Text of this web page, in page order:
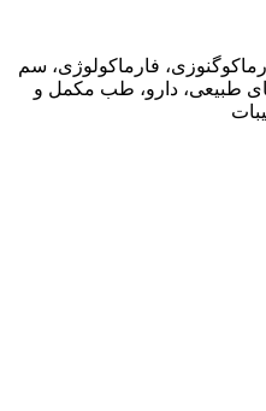
فارماکولوژی، سم
دارو، طب مکمل و